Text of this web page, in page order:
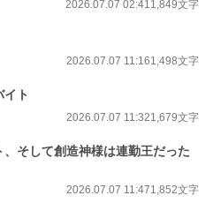
2026.07.07 02:411,849文字
2026.07.07 11:161,498文字
ト
2026.07.07 11:321,679文字
そして創造神様は連勤王だった
2026.07.07 11:471,852文字